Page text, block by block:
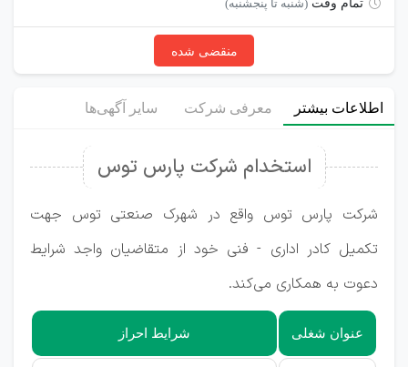
تمام وقت (شنبه تا پنجشنبه)
منقضی شده
اطلاعات بیشتر معرفی شرکت سایر آگهی‌ها
استخدام شرکت پارس توس
شرکت پارس توس واقع در شهرک صنعتی توس جهت
تکمیل کادر اداری - فنی خود از متقاضیان واجد شرایط
دعوت به همکاری می‌کند.
عنوان شغلی شرایط احراز